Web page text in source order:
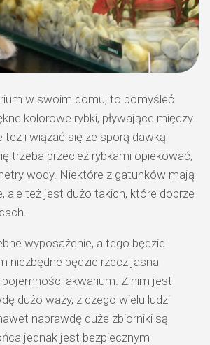
w swoim domu, to pomyśleć
kolorowe rybki, pływające między
też i wiązać się ze sporą dawką
trzeba przecież rybkami opiekować,
wody. Niektóre z gatunków mają
ale też jest dużo takich, które dobrze
wyposażenie, a tego będzie
niezbędne będzie rzecz jasna
akwarium. Z nim jest
dużo waży, z czego wielu ludzi
naprawdę duże zbiorniki są
jednak jest bezpiecznym